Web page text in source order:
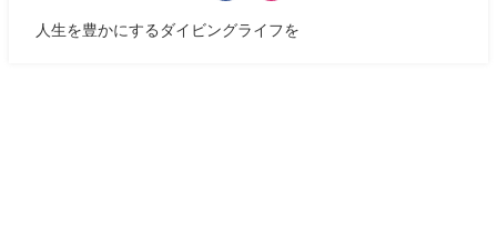
人生を豊かにするダイビングライフを